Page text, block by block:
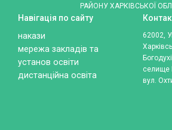
РАЙОНУ ХАРКІВСЬКОЇ
Навігація по сайту
накази
мережа закладів та
установ освіти
дистанційна освіта
62002,
селище
вул.